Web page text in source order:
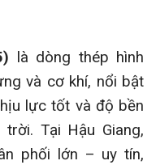
là dòng thép hình
và cơ khí, nổi bật
lực tốt và độ bền
Tại Hậu Giang,
phối lớn – uy tín,